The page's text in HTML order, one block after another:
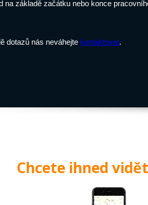
na základě začátku nebo konce
dotazů nás neváhejte kontaktovat.
Chcete ihned